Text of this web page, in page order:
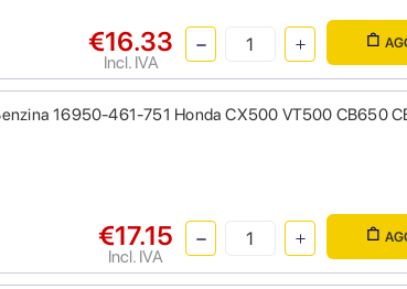
€16.33
Incl. IVA
16950-461-751 Honda CX500 VT500 CB650
€17.15
Incl. IVA